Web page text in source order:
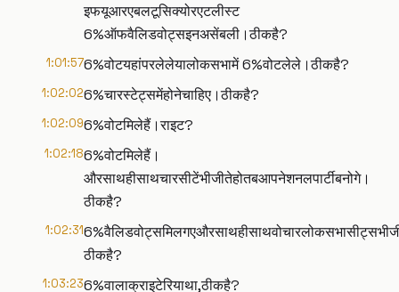
इफयूआरएबलटूसिक्योरएटलीस्ट
6%ऑफवैलिडवोट्सइनअसेंबली।ठीकहै?
1:01:576%वोटयहांपरलेलेयालोकसभामें 6%वोटलेले।ठीकहै?
1:02:026%चारस्टेट्समेंहोनेचाहिए।ठीकहै?
1:02:096%वोटमिलेहैं।राइट?
1:02:186%वोटमिलेहैं।
औरसाथहीसाथचारसीटेंभीजीतेहोतबआपनेशनलपार्टीबनोगे।
ठीकहै?
1:02:31
ठीकहै?
1:03:236%वालाक्राइटेरियाथा,ठीकहै?